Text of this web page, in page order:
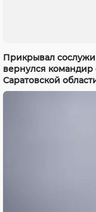
Прикрывал
вернулся командир
Саратовской